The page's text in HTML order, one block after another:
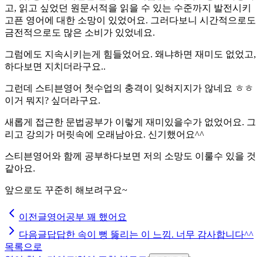
고, 읽고 싶었던 원문서적을 읽을 수 있는 수준까지 발전시키
고픈 영어에 대한 소망이 있었어요. 그러다보니 시간적으로도
금전적으로도 많은 소비가 있었네요.
그럼에도 지속시키는게 힘들었어요. 왜냐하면 재미도 없었고,
하다보면 지치더라구요..
그런데 스티븐영어 첫수업의 충격이 잊혀지지가 않네요 ㅎㅎ
이거 뭐지? 싶더라구요.
새롭게 접근한 문법공부가 이렇게 재미있을수가 없었어요. 그
리고 강의가 머릿속에 오래남아요. 신기했어요^^
스티븐영어와 함께 공부하다보면 저의 소망도 이룰수 있을 것
같아요.
앞으로도 꾸준히 해보려구요~
이전글영어공부 꽤 했어요
다음글답답한 속이 뻥 뚫리는 이 느낌. 너무 감사합니다^^
목록으로